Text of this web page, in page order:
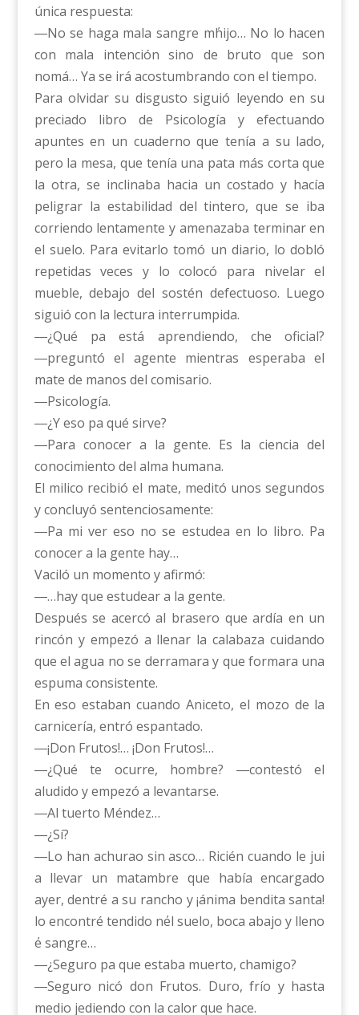
única respuesta:
―No se haga mala sangre m΄hijo… No lo hacen
con mala intención sino de bruto que son
nomá… Ya se irá acostumbrando con el tiempo.
Para olvidar su disgusto siguió leyendo en su
preciado libro de Psicología y efectuando
apuntes en un cuaderno que tenía a su lado,
pero la mesa, que tenía una pata más corta que
la otra, se inclinaba hacia un costado y hacía
peligrar la estabilidad del tintero, que se iba
corriendo lentamente y amenazaba terminar en
el suelo. Para evitarlo tomó un diario, lo dobló
repetidas veces y lo colocó para nivelar el
mueble, debajo del sostén defectuoso. Luego
siguió con la lectura interrumpida.
―¿Qué pa está aprendiendo, che oficial?
―preguntó el agente mientras esperaba el
mate de manos del comisario.
―Psicología.
―¿Y eso pa qué sirve?
―Para conocer a la gente. Es la ciencia del
conocimiento del alma humana.
El milico recibió el mate, meditó unos segundos
y concluyó sentenciosamente:
―Pa mi ver eso no se estudea en lo libro. Pa
conocer a la gente hay…
Vaciló un momento y afirmó:
―…hay que estudear a la gente.
Después se acercó al brasero que ardía en un
rincón y empezó a llenar la calabaza cuidando
que el agua no se derramara y que formara una
espuma consistente.
En eso estaban cuando Aniceto, el mozo de la
carnicería, entró espantado.
―¡Don Frutos!… ¡Don Frutos!…
―¿Qué te ocurre, hombre? ―contestó el
aludido y empezó a levantarse.
―Al tuerto Méndez…
―¿Sí?
―Lo han achurao sin asco… Ricién cuando le jui
a llevar un matambre que había encargado
ayer, dentré a su rancho y ¡ánima bendita santa!
lo encontré tendido n΄el suelo, boca abajo y lleno
΄e sangre…
―¿Seguro pa que estaba muerto, chamigo?
―Seguro nicó don Frutos. Duro, frío y hasta
medio jediendo con la calor que hace.